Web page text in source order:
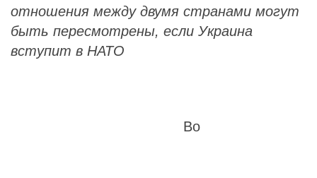
отношения между двумя странами могут
быть пересмотрены, если Украина
вступит в НАТО
Во